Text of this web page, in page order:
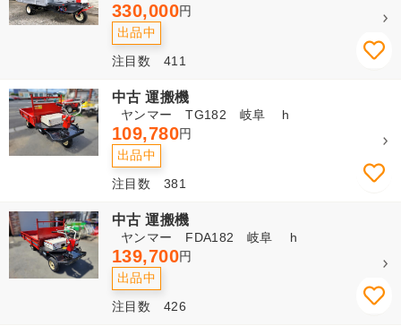
330,000円
出品中
注目数 411
中古 運搬機
ヤンマー TG182 岐阜 h
109,780円
出品中
注目数 381
中古 運搬機
ヤンマー FDA182 岐阜 h
139,700円
出品中
注目数 426